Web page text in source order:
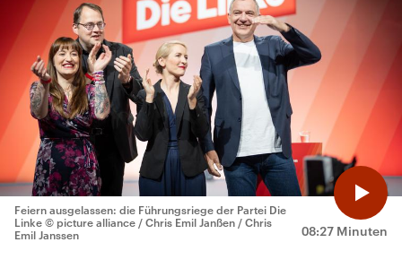
08:27 Minuten
Feiern ausgelassen: die Führungsriege der Partei Die
Linke © picture alliance / Chris Emil Janßen / Chris
Emil Janssen